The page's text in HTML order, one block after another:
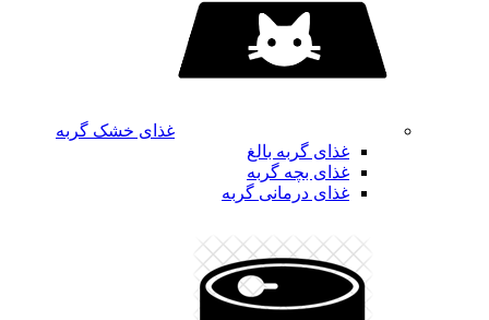
غذای خشک گربه
غذای گربه بالغ
غذای بچه گربه
غذای درمانی گربه